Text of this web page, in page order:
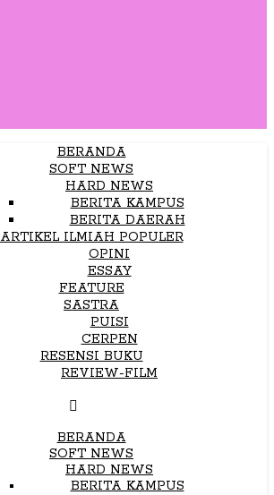
BERANDA
SOFT NEWS
HARD NEWS
BERITA KAMPUS
BERITA DAERAH
ARTIKEL ILMIAH POPULER
OPINI
ESSAY
FEATURE
SASTRA
PUISI
CERPEN
RESENSI BUKU
REVIEW-FILM
BERANDA
SOFT NEWS
HARD NEWS
BERITA KAMPUS